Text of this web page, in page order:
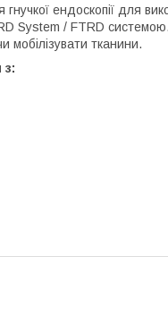
гнучкої ендоскопії для
System / FTRD системою.
мобілізувати тканини.
з: